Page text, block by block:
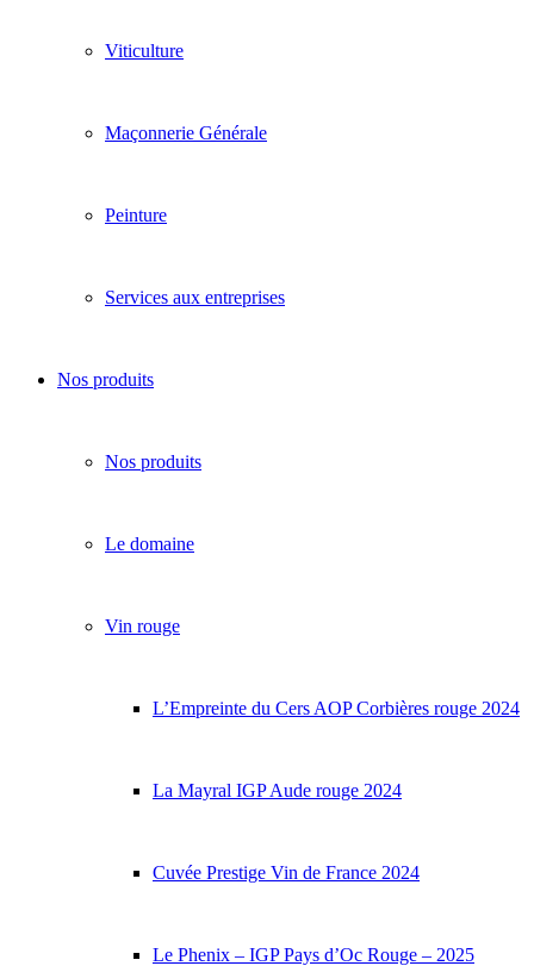
Viticulture
Maçonnerie Générale
Peinture
Services aux entreprises
Nos produits
Nos produits
Le domaine
Vin rouge
L’Empreinte du Cers AOP Corbières rouge 2024
La Mayral IGP Aude rouge 2024
Cuvée Prestige Vin de France 2024
Le Phenix – IGP Pays d’Oc Rouge – 2025